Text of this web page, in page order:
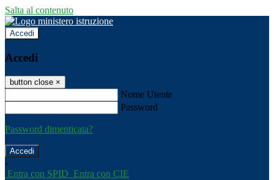
Salta al contenuto
Accedi
Accedi
button close ×
Nome Utente
Password
Password dimenticata?
-
Entra con SPID Entra con CIE